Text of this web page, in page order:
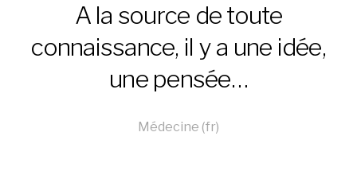
A la source de toute
connaissance, il y a une idée,
une pensée…
Médecine (fr)